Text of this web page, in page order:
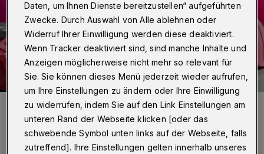
Foto: Pixabay/Jackmac34
Daten, um Ihnen Dienste bereitzustellen“ aufgeführten
Zwecke. Durch Auswahl von Alle ablehnen oder
Widerruf Ihrer Einwilligung werden diese deaktiviert.
Wenn Tracker deaktiviert sind, sind manche Inhalte und
Anzeigen möglicherweise nicht mehr so relevant für
Sie. Sie können dieses Menü jederzeit wieder aufrufen,
um Ihre Einstellungen zu ändern oder Ihre Einwilligung
zu widerrufen, indem Sie auf den Link Einstellungen am
unteren Rand der Webseite klicken [oder das
schwebende Symbol unten links auf der Webseite, falls
zutreffend]. Ihre Einstellungen gelten innerhalb unseres